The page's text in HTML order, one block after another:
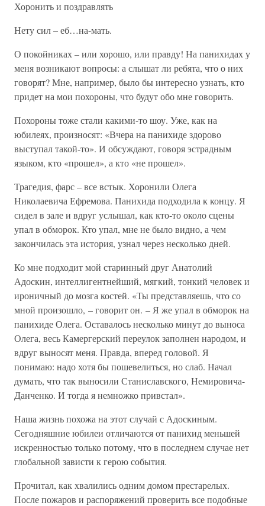
Хоронить и поздравлять
Нету сил – еб…на-мать.
О покойниках – или хорошо, или правду! На панихидах у
меня возникают вопросы: а слышат ли ребята, что о них
говорят? Мне, например, было бы интересно узнать, кто
придет на мои похороны, что будут обо мне говорить.
Похороны тоже стали какими-то шоу. Уже, как на
юбилеях, произносят: «Вчера на панихиде здорово
выступал такой-то». И обсуждают, говоря эстрадным
языком, кто «прошел», а кто «не прошел».
Трагедия, фарс – все встык. Хоронили Олега
Николаевича Ефремова. Панихида подходила к концу. Я
сидел в зале и вдруг услышал, как кто-то около сцены
упал в обморок. Кто упал, мне не было видно, а чем
закончилась эта история, узнал через несколько дней.
Ко мне подходит мой старинный друг Анатолий
Адоскин, интеллигентнейший, мягкий, тонкий человек и
ироничный до мозга костей. «Ты представляешь, что со
мной произошло, – говорит он. – Я же упал в обморок на
панихиде Олега. Оставалось несколько минут до выноса
Олега, весь Камергерский переулок заполнен народом, и
вдруг выносят меня. Правда, вперед головой. Я
понимаю: надо хотя бы пошевелиться, но слаб. Начал
думать, что так выносили Станиславского, Немировича-
Данченко. И тогда я немножко привстал».
Наша жизнь похожа на этот случай с Адоскиным.
Сегодняшние юбилеи отличаются от панихид меньшей
искренностью только потому, что в последнем случае нет
глобальной зависти к герою события.
Прочитал, как хвалились одним домом престарелых.
После пожаров и распоряжений проверить все подобные